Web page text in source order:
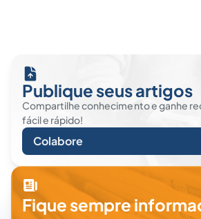
Publique seus artigos
Compartilhe conhecimento e ganhe
fácil e rápido!
Colabore
Fique sempre